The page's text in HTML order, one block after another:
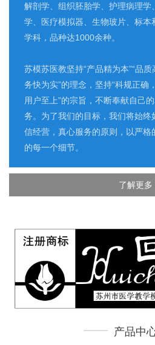
解剖学、组织胚胎学、护理病理
学、医疗模拟器、生物玻片、标本
学科，品种达1000余种。
苏模苏医教坚持“产品精为本”“品质
务快为实”的理念，坚持“科规正确
用户至上”的宗旨，不断奉献自己
务。为了我们的目标，我们将始终
信经营，真心服务的原则，以严格
的每一个细节。
了解更多
产品中